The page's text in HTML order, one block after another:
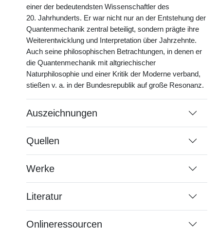
einer der bedeutendsten Wissenschaftler des
20. Jahrhunderts. Er war nicht nur an der Entstehung der
Quantenmechanik zentral beteiligt, sondern prägte ihre
Weiterentwicklung und Interpretation über Jahrzehnte.
Auch seine philosophischen Betrachtungen, in denen er
die Quantenmechanik mit altgriechischer
Naturphilosophie und einer Kritik der Moderne verband,
stießen v. a. in der Bundesrepublik auf große Resonanz.
Auszeichnungen
Quellen
Werke
Literatur
Onlineressourcen